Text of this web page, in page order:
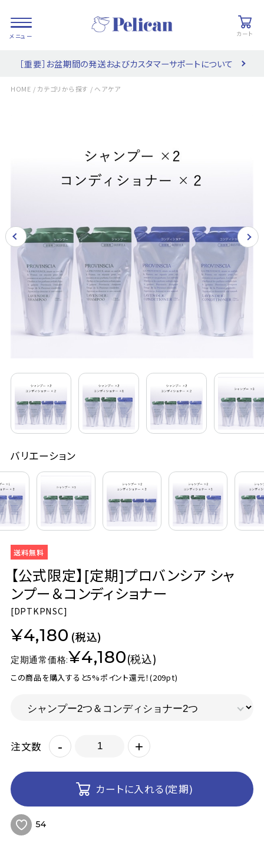
カート
定期購入
お問い合わせ
ご利用案内
よくあるご質問
会員登録でお得
NEWS一覧
利用規約
［重要］お盆期間の発送およびカスタマーサポートについて
HOME / カテゴリから探す / ヘアケア
バリエーション
【公式限定】[定期]プロバンシア シャ
ンプー＆コンディショナー
[DPTKPNSC]
¥4,180 (税込)
定期通常価格:¥4,180(税込)
この商品を購入すると5%ポイント還元！(209pt)
注文数 - +
カートに入れる(定期)
54